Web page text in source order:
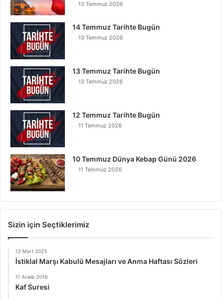
13 Temmuz 2026
14 Temmuz Tarihte Bugün
13 Temmuz 2026
13 Temmuz Tarihte Bugün
13 Temmuz 2026
12 Temmuz Tarihte Bugün
11 Temmuz 2026
10 Temmuz Dünya Kebap Günü 2026
11 Temmuz 2026
Sizin için Seçtiklerimiz
12 Mart 2025
İstiklal Marşı Kabulü Mesajları ve Anma Haftası Sözleri
11 Aralık 2016
Kaf Suresi